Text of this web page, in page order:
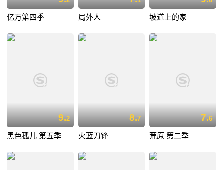
亿万第四季 局外人 坡道上的家
9.2
黑色孤儿 第五季
8.7
火蓝刀锋
7.6
荒原 第二季